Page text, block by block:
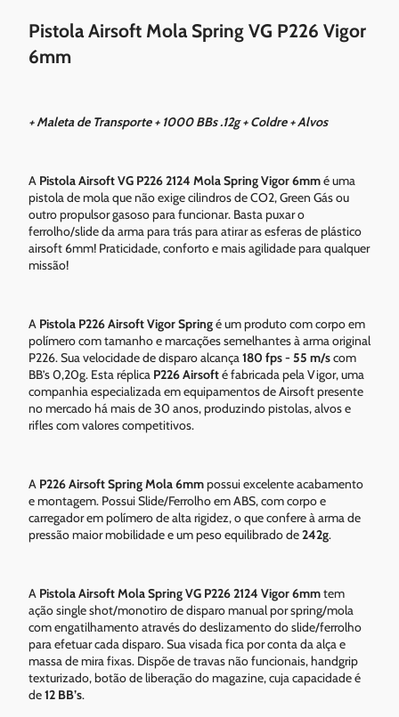
Pistola Airsoft Mola Spring VG P226 Vigor
6mm
+ Maleta de Transporte + 1000 BBs .12g + Coldre + Alvos
A Pistola Airsoft VG P226 2124 Mola Spring Vigor 6mmé uma
pistola de mola que não exige cilindros de CO2, Green Gás ou
outro propulsor gasoso para funcionar. Basta puxar o
ferrolho/slide da arma para trás para atirar as esferas de plástico
airsoft 6mm! Praticidade, conforto e mais agilidade para qualquer
missão!
A Pistola P226 Airsoft Vigor Springé um produto com corpo em
polímero com tamanho e marcações semelhantes à arma original
P226. Sua velocidade de disparo alcança180 fps - 55 m/scom
BB’s 0,20g. Esta réplica P226 Airsofté fabricada pela Vigor, uma
companhia especializada em equipamentos de Airsoft presente
no mercado há mais de 30 anos, produzindo pistolas, alvos e
rifles com valores competitivos.
A P226 Airsoft Spring Mola 6mmpossui excelente acabamento
e montagem. Possui Slide/Ferrolho em ABS, com corpo e
carregador em polímero de alta rigidez, o que confere à arma de
pressão maior mobilidade e um peso equilibrado de242g.
A Pistola Airsoft Mola Spring VG P226 2124 Vigor 6mmtem
ação single shot/monotiro de disparo manual por spring/mola
com engatilhamento através do deslizamento do slide/ferrolho
para efetuar cada disparo. Sua visada fica por conta da alça e
massa de mira fixas. Dispõe de travas não funcionais, handgrip
texturizado, botão de liberação do magazine, cuja capacidade é
de12 BB’s.